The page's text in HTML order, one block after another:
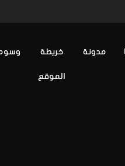
مدونة خريطة
الموقع